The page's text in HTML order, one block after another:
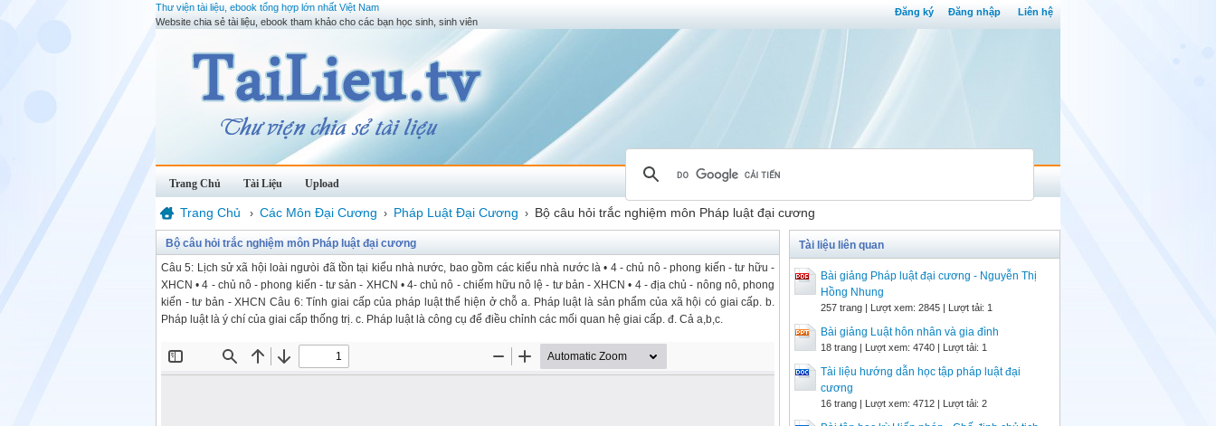
Đăng ký Đăng nhập Liên hệ
Thư viện tài liệu, ebook tổng hợp lớn nhất Việt Nam
Website chia sẻ tài liệu, ebook tham khảo cho các bạn học sinh, sinh viên
Trang Chủ Tài Liệu Upload
Trang Chủ › Các Môn Đại Cương › Pháp Luật Đại Cương › Bộ câu hỏi trắc nghiệm môn Pháp luật đại cương
Bộ câu hỏi trắc nghiệm môn Pháp luật đại cương
Câu 5: Lịch sử xã hội loài ngưòi đã tồn tại kiểu nhà nước, bao gồm các kiểu nhà nước là • 4 - chủ nô - phong kiến - tư hữu -
XHCN • 4 - chủ nô - phong kiến - tư sản - XHCN • 4- chủ nô - chiếm hữu nô lệ - tư bản - XHCN • 4 - địa chủ - nông nô, phong
kiến - tư bản - XHCN Câu 6: Tính giai cấp của pháp luật thể hiện ở chỗ a. Pháp luật là sản phẩm của xã hội có giai cấp. b.
Pháp luật là ý chí của giai cấp thống trị. c. Pháp luật là công cụ để điều chỉnh các mối quan hệ giai cấp. đ. Cả a,b,c.
Tài liệu liên quan
Bài giảng Pháp luật đại cương - Nguyễn Thị
Hồng Nhung
257 trang | Lượt xem: 2845 | Lượt tải: 1
Bài giảng Luật hôn nhân và gia đình
18 trang | Lượt xem: 4740 | Lượt tải: 1
Tài liệu hướng dẫn học tập pháp luật đại
cương
16 trang | Lượt xem: 4712 | Lượt tải: 2